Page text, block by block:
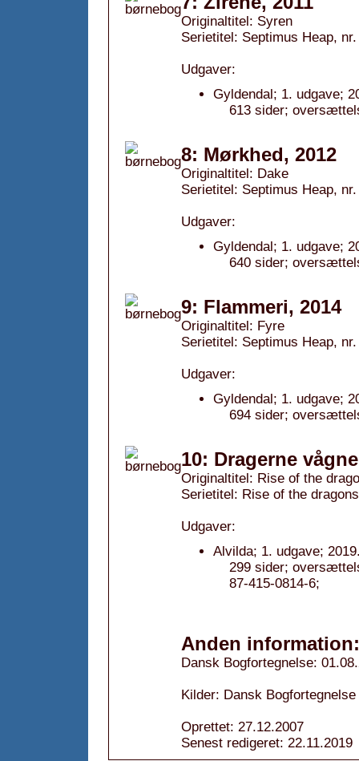
Originaltitel: Syren
Serietitel: Septimus Heap,
Udgaver:
Gyldendal; 1. udgave;
613 sider;
8: Mørkhed, 2012
Originaltitel: Dake
Serietitel: Septimus Heap,
Udgaver:
Gyldendal; 1. udgave;
640 sider;
9: Flammeri, 2014
Originaltitel: Fyre
Serietitel: Septimus Heap,
Udgaver:
Gyldendal; 1. udgave;
694 sider;
10: Dragerne
Originaltitel: Rise of the
Serietitel: Rise of the
Udgaver:
Alvilda; 1. udgave;
299 sider;
87-415-0814-6;
Anden information:
Dansk Bogfortegnelse:
Kilder: Dansk Bogfortegnelse
Oprettet: 27.12.2007
Senest redigeret: 22.11.2019